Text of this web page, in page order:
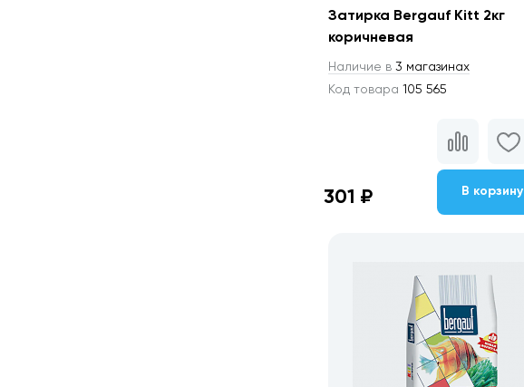
Затирка Bergauf Kitt 2кг
коричневая
Наличие в 3 магазинах
Код товара 105 565
301 ₽ В корзину